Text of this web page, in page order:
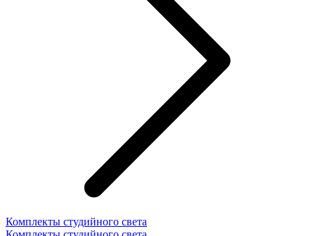
Комплекты студийного света